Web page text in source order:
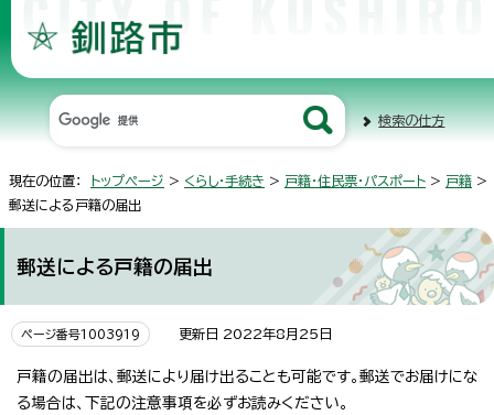
検索の仕方
現在の位置： トップページ > くらし・手続き > 戸籍・住民票・パスポート > 戸籍 >
郵送による戸籍の届出
郵送による戸籍の届出
ページ番号1003919 更新日 2022年8月25日
戸籍の届出は、郵送により届け出ることも可能です。郵送でお届けにな
る場合は、下記の注意事項を必ずお読みください。